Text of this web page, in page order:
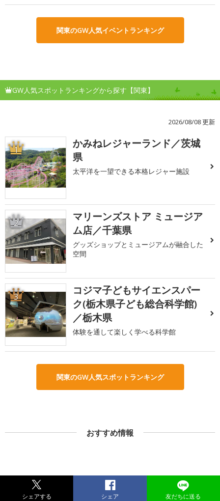
関東のGW人気イベントランキング
GW人気スポットランキングから探す【関東】
2026/08/08 更新
1
かみねレジャーランド／茨城
県
太平洋を一望できる本格レジャー施設
2
マリーンズストア ミュージア
ム店／千葉県
グッズショップとミュージアムが融合した
空間
3
コジマ子どもサイエンスパー
ク(栃木県子ども総合科学館)
／栃木県
体験を通して楽しく学べる科学館
関東のGW人気スポットランキング
おすすめ情報
シェアする シェア 友だちに送る